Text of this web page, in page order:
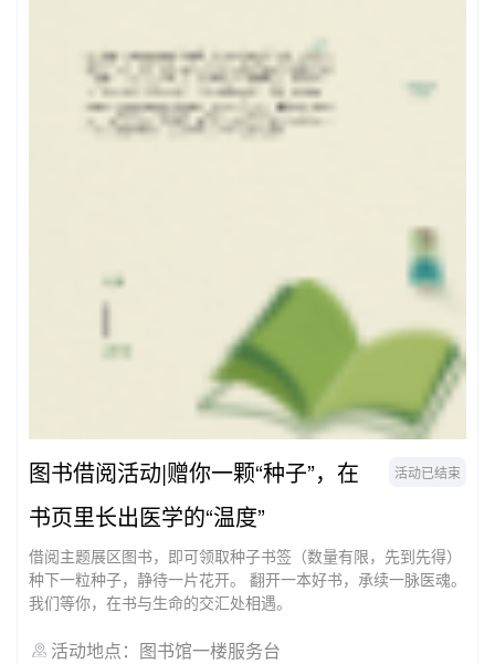
活动已结束
图书借阅活动|赠你一颗“种子”，在
书页里长出医学的“温度”
借阅主题展区图书，即可领取种子书签（数量有限，先到先得）
种下一粒种子，静待一片花开。 翻开一本好书，承续一脉医魂。
我们等你，在书与生命的交汇处相遇。
活动地点：图书馆一楼服务台